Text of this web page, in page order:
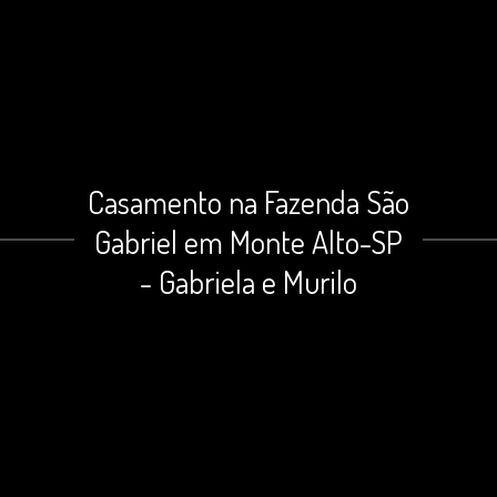
Casamento na Fazenda São
Gabriel em Monte Alto-SP
- Gabriela e Murilo